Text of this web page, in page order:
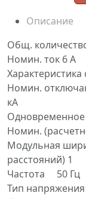
Описание
Общ.
Номин. ток 6 А
Номин.
кА
Одновременное
Номин.
Модульная
расстояний) 1
Частота 50 Гц
Тип